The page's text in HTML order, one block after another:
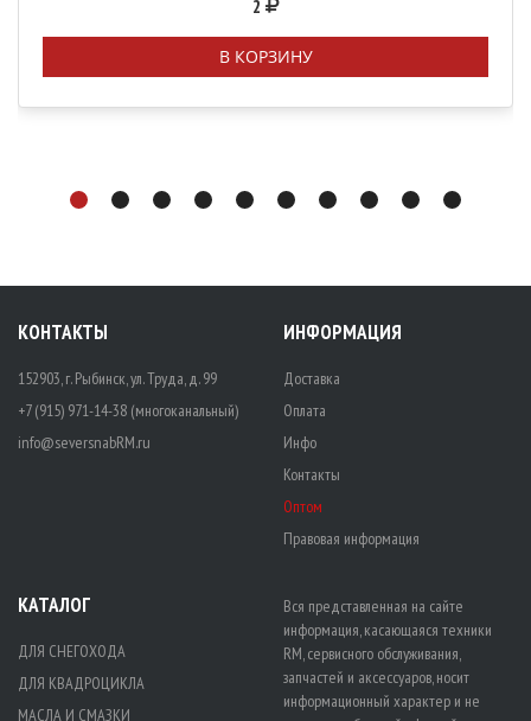
2
В КОРЗИНУ
КОНТАКТЫ
152903, г. Рыбинск, ул. Труда, д. 99
+7 (915) 971-14-38 (многоканальный)
info@seversnabRM.ru
ИНФОРМАЦИЯ
Доставка
Оплата
Инфо
Контакты
Оптом
Правовая информация
КАТАЛОГ
ДЛЯ СНЕГОХОДА
ДЛЯ КВАДРОЦИКЛА
МАСЛА И СМАЗКИ
Вся представленная на сайте
информация, касающаяся техники
RM, сервисного обслуживания,
запчастей и аксессуаров, носит
информационный характер и не